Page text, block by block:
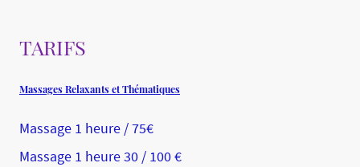
TARIFS
Massages Relaxants et Thématiques
Massage 1 heure / 75€
Massage 1 heure 30 / 100 €